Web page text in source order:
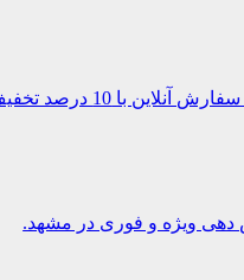
10 درصد تخفیف.
دهی ویژه و فوری در مشهد.